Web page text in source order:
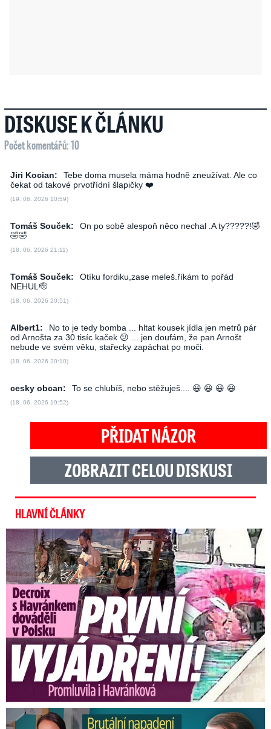
DISKUSE K ČLÁNKU
Počet komentářů: 10
Jiri Kocian:
Tebe doma musela máma hodně zneužívat. Ale co
čekat od takové prvotřídní šlapičky ❤️
(19. 06. 2026 10:59)
Tomáš Souček:
On po sobě alespoň něco nechal .A ty?????!🤣
🤣🤣
(18. 06. 2026 21:11)
Tomáš Souček:
Otíku fordiku,zase meleš.říkám to pořád
NEHUL🫡
(18. 06. 2026 20:51)
Albert1:
No to je tedy bomba ... hltat kousek jídla jen metrů pár
od Arnošta za 30 tisíc kaček 😕 ... jen doufám, že pan Arnošt
nebude ve svém věku, stařecky zapáchat po moči.
(18. 06. 2026 20:10)
cesky obcan: To se chlubíš, nebo stěžuješ.... 😃 😃 😃 😃
(18. 06. 2026 19:52)
PŘIDAT NÁZOR
ZOBRAZIT CELOU DISKUSI
HLAVNÍ ČLÁNKY
Exministryně s Havránkem dováděli v Polsku: První slova!
Brutální napadení Soukupa. Právník Agáty promluvil